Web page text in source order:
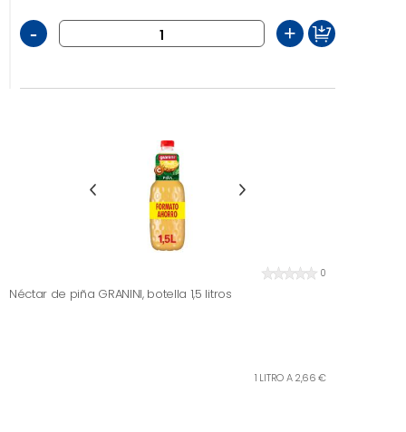
- +
0
Néctar de piña GRANINI, botella 1,5 litros
1 LITRO A 2,66 €